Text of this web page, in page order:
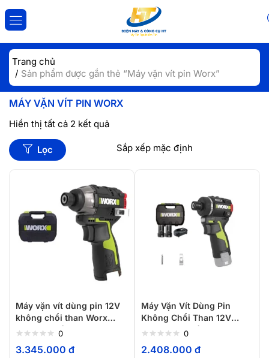
Nhập tài khoản và mật khẩu để đăng nhập.
Đăng Nhập
Quên mật khẩu?
Trang chủ
Sản phẩm được gắn thẻ “Máy vặn vít pin Worx”
MÁY VẶN VÍT PIN WORX
Hiển thị tất cả 2 kết quả
Lọc
Máy vặn vít dùng pin 12V
không chổi than Worx
WU132X.4 (1 pin 4Ah và 1
0
3.345.000 đ
Máy Vặn Vít Dùng Pin
Không Chổi Than 12V
Worx WU139 (2 Pin 1 sạc)
0
2.408.000 đ